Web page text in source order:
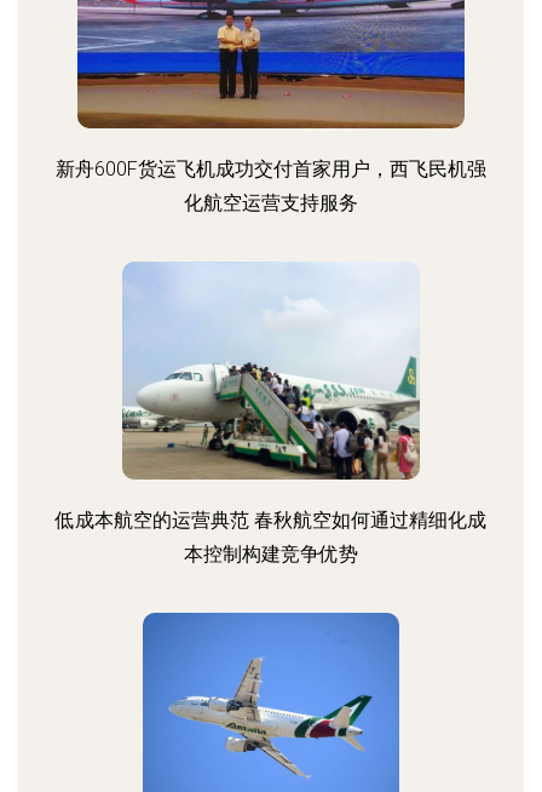
新舟600F货运飞机成功交付首家用户，西飞民机强
化航空运营支持服务
低成本航空的运营典范 春秋航空如何通过精细化成
本控制构建竞争优势